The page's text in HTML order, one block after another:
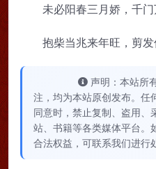
未必阳春三月娇，千门
抱柴当兆来年旺，剪发
声明：本站所
注，均为本站原创发布。任
同意时，禁止复制、盗用、
站、书籍等各类媒体平台。
合法权益，可联系我们进行